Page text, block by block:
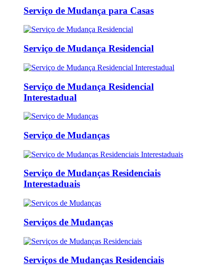
Serviço de Mudança para Casas
Serviço de Mudança Residencial
Serviço de Mudança Residencial
Interestadual
Serviço de Mudanças
Serviço de Mudanças Residenciais
Interestaduais
Serviços de Mudanças
Serviços de Mudanças Residenciais